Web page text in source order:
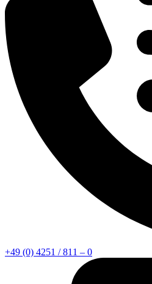
+49 (0) 4251 / 811 – 0